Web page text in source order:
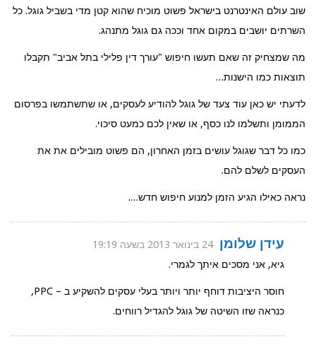
שוב עולם האינטרנט בישראל פשוט מוכיח שהוא קטן מדי בשביל גוגל. כל
השרתים יושבים במקום אחד וככה גם גוגל מתנהג.
מה שמצחיק זה שאם תעשו חיפוש "עורך דין פלילי בתל אביב" תקבלו
תוצאות כמו הישנות…
לדעתי יש כאן עוד צעד של גוגל להודיע לעסקים, או שתשתמשו בפרסום
הממומן ותשלמו לנו כסף, או שאין לכם כמעט סיכוי.
כמו כל דבר שגוגל עושים בזמן האחרון, הם פשוט מובילים את את
העסקים לשלם להם.
נראה כאילו הגיע הזמן למנוע חיפוש חדש….
עידן שלומן 24 בינואר 2013 בשעה 19:19
גיא, אני מסכים איתך לגמרי.
חוסר היציבות דוחף יותר ויותר בעלי עסקים להשקיע ב – PPC,
כנראה שזו השיטה של גוגל להגדיל רווחים.